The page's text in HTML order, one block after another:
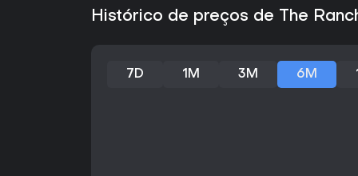
Histórico de preços de The
7D 1M 3M 6M